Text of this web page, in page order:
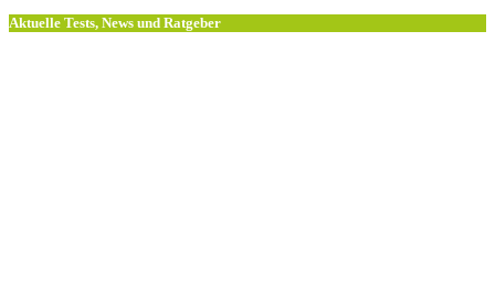
Aktuelle Tests, News und Ratgeber